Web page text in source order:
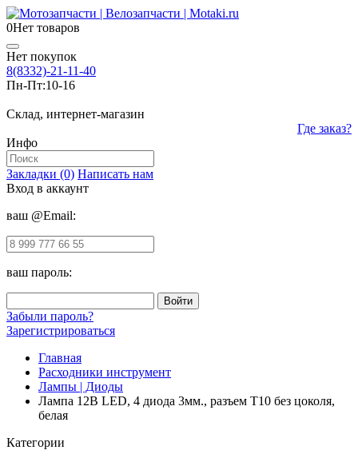
0Нет товаров
Нет покупок
8(8332)-21-11-40
Пн-Пт:10-16
Склад, интернет-магазин
Где заказ?
Инфо
Закладки (0) Написать нам
Вход в аккаунт
ваш @Email:
ваш пароль:
Забыли пароль?
Зарегистрироваться
Главная
Расходники инструмент
Лампы | Диоды
Лампа 12В LED, 4 диода 3мм., разъем T10 без цоколя,
белая
Категории